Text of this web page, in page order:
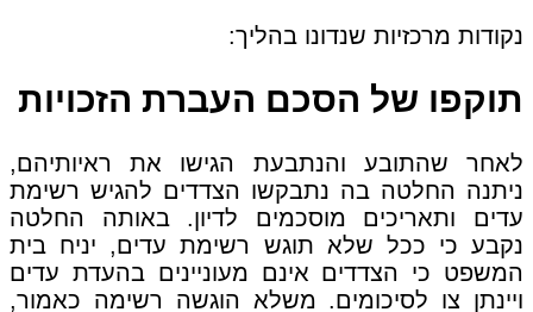
נקודות מרכזיות שנדונו בהליך:
תוקפו של הסכם העברת הזכויות
לאחר שהתובע והנתבעת הגישו את ראיותיהם,
ניתנה החלטה בה נתבקשו הצדדים להגיש רשימת
עדים ותאריכים מוסכמים לדיון. באותה החלטה
נקבע כי ככל שלא תוגש רשימת עדים, יניח בית
המשפט כי הצדדים אינם מעוניינים בהעדת עדים
ויינתן צו לסיכומים. משלא הוגשה רשימה כאמור,